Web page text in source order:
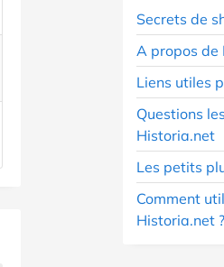
Secrets de
A propos
Liens utiles
Questions
Historia.net
Les petits
Comment
Historia.net ?